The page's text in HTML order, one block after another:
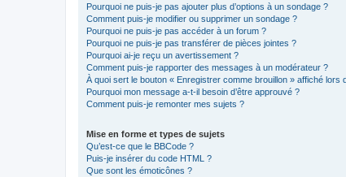
Pourquoi ne puis-je pas ajouter plus d’options à un sondage ?
Comment puis-je modifier ou supprimer un sondage ?
Pourquoi ne puis-je pas accéder à un forum ?
Pourquoi ne puis-je pas transférer de pièces jointes ?
Pourquoi ai-je reçu un avertissement ?
Comment puis-je rapporter des messages à un modérateur ?
À quoi sert le bouton « Enregistrer comme brouillon » affiché lors
Pourquoi mon message a-t-il besoin d’être approuvé ?
Comment puis-je remonter mes sujets ?
Mise en forme et types de sujets
Qu’est-ce que le BBCode ?
Puis-je insérer du code HTML ?
Que sont les émoticônes ?